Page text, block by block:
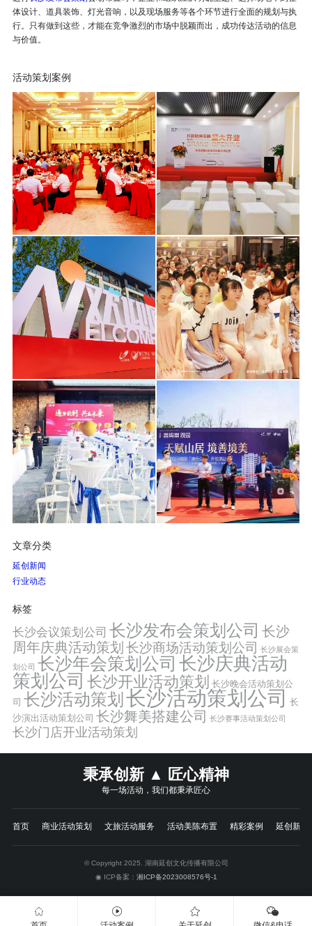
体设计、道具装饰、灯光音响，以及现场服务等各个环节进行全面的规划与执
行。只有做到这些，才能在竞争激烈的市场中脱颖而出，成功传达活动的信息
与价值。
活动策划案例
文章分类
延创新闻
行业动态
标签
长沙会议策划公司 长沙发布会策划公司 长沙
周年庆典活动策划 长沙商场活动策划公司 长沙展会策
划公司 长沙年会策划公司 长沙庆典活动
策划公司 长沙开业活动策划 长沙晚会活动策划公
司 长沙活动策划 长沙活动策划公司 长
沙演出活动策划公司 长沙舞美搭建公司 长沙赛事活动策划公司
长沙门店开业活动策划
秉承创新 ▲ 匠心精神
每一场活动，我们都秉承匠心
首页 商业活动策划 文旅活动服务 活动美陈布置 精彩案例 延创新闻
© Copyright 2025. 湖南延创文化传播有限公司
◉ ICP备案： 湘ICP备2023008576号-1